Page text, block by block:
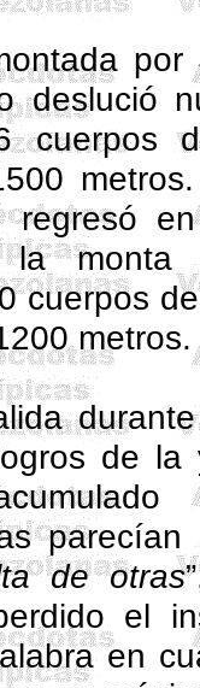
por
deslució
cuerpos
regresó
la
cuerpos
metros.
de
de otras
el
en